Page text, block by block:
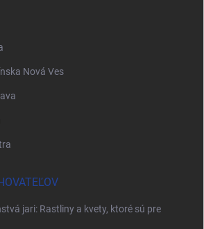
Nová Ves
jari: Rastliny a kvety, ktoré sú pre